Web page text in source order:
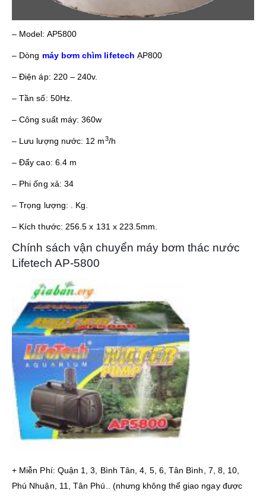
– Model: AP5800
– Dòng máy bơm chìm lifetech ẠP800
– Điện áp: 220 – 240v.
– Tần số: 50Hz.
– Công suất máy: 360w
– Lưu lượng nước: 12 m3/h
– Đẩy cao: 6.4 m
– Phi ống xả: 34
– Trọng lượng: . Kg.
– Kích thước: 256.5 x 131 x 223.5mm.
Chính sách vận chuyển máy bơm thác nước
Lifetech AP-5800
+ Miễn Phí: Quận 1, 3, Bình Tân, 4, 5, 6, Tân Bình, 7, 8, 10,
Phú Nhuận, 11, Tân Phú.. (nhưng không thể giao ngay được